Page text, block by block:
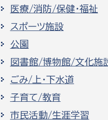
医療/消防/保健・福祉
スポーツ施設
公園
図書館/博物館/文化施
ごみ/上・下水道
子育て/教育
市民活動/生涯学習